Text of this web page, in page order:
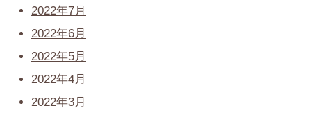
2022年7月
2022年6月
2022年5月
2022年4月
2022年3月